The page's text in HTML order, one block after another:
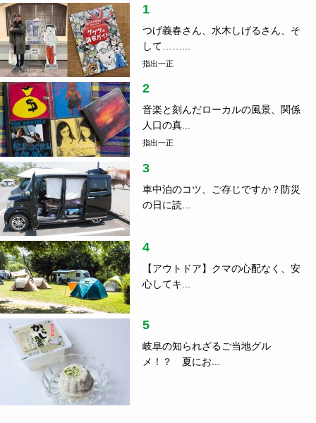
1
つげ義春さん、水木しげるさん、そ
して……...
指出一正
2
音楽と刻んだローカルの風景、関係
人口の真...
指出一正
3
車中泊のコツ、ご存じですか？防災
の日に読...
4
【アウトドア】クマの心配なく、安
心してキ...
5
岐阜の知られざるご当地グル
メ！？ 夏にお...